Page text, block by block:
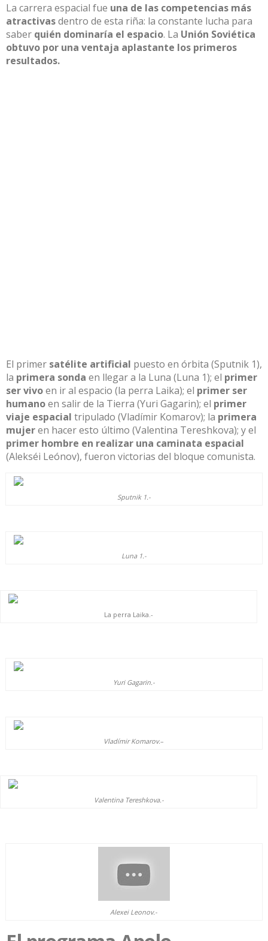
La carrera espacial fue una de las competencias más
atractivasdentro de esta riña: la constante lucha para
saber quién dominaría el espacio. La Unión Soviética
obtuvo por una ventaja aplastante los primeros
resultados.
El primer satélite artificial puesto en órbita (Sputnik 1),
la primera sonda en llegara la Luna (Luna 1); el primer
ser vivoen ir al espacio (la perra Laika); el primer ser
humanoen salir de la Tierra (Yuri Gagarin); el primer
viaje espacial tripulado (Vladímir Komarov); la primera
mujeren hacer esto último (Valentina Tereshkova); y el
primer hombre en realizar una caminata espacial
(Alekséi Leónov), fueron victorias del bloque comunista.
Sputnik 1.-
Luna 1.-
La perra Laika.-
Yuri Gagarin.-
Vladímir Komarov.–
Valentina Tereshkova.-
Alexei Leonov.-